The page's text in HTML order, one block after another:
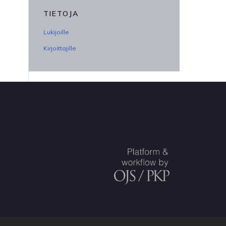
TIETOJA
Lukijoille
Kirjoittajille